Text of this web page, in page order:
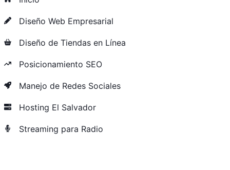
Diseño Web Empresarial
Diseño de Tiendas en Línea
Posicionamiento SEO
Manejo de Redes Sociales
Hosting El Salvador
Streaming para Radio